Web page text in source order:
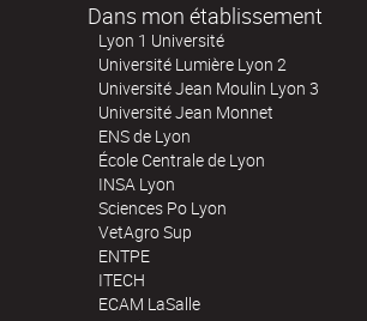
Dans mon établissement
Lyon 1 Université
Université Lumière Lyon 2
Université Jean Moulin Lyon 3
Université Jean Monnet
ENS de Lyon
École Centrale de Lyon
INSA Lyon
Sciences Po Lyon
VetAgro Sup
ENTPE
ITECH
ECAM LaSalle